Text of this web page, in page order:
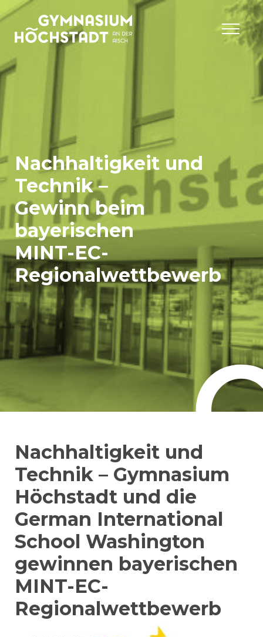
Nachhaltigkeit und
Technik –
Gewinn beim
bayerischen
MINT-EC-
Regionalwettbewerb
Nachhaltigkeit und
Technik – Gymnasium
Höchstadt und die
German International
School Washington
gewinnen bayerischen
MINT-EC-
Regionalwettbewerb